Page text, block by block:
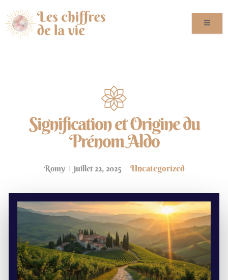
Signification et Origine du
Prénom Aldo
Romy juillet 22, 2025 Uncategorized